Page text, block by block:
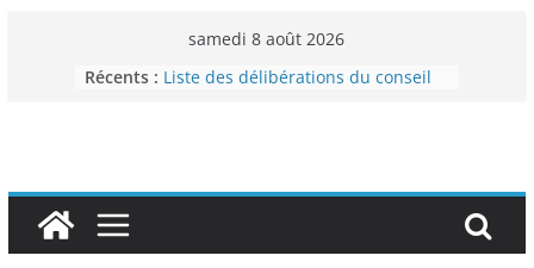
samedi 8 août 2026
Récents : Liste des délibérations du conseil
Liste des délibérations du conseil